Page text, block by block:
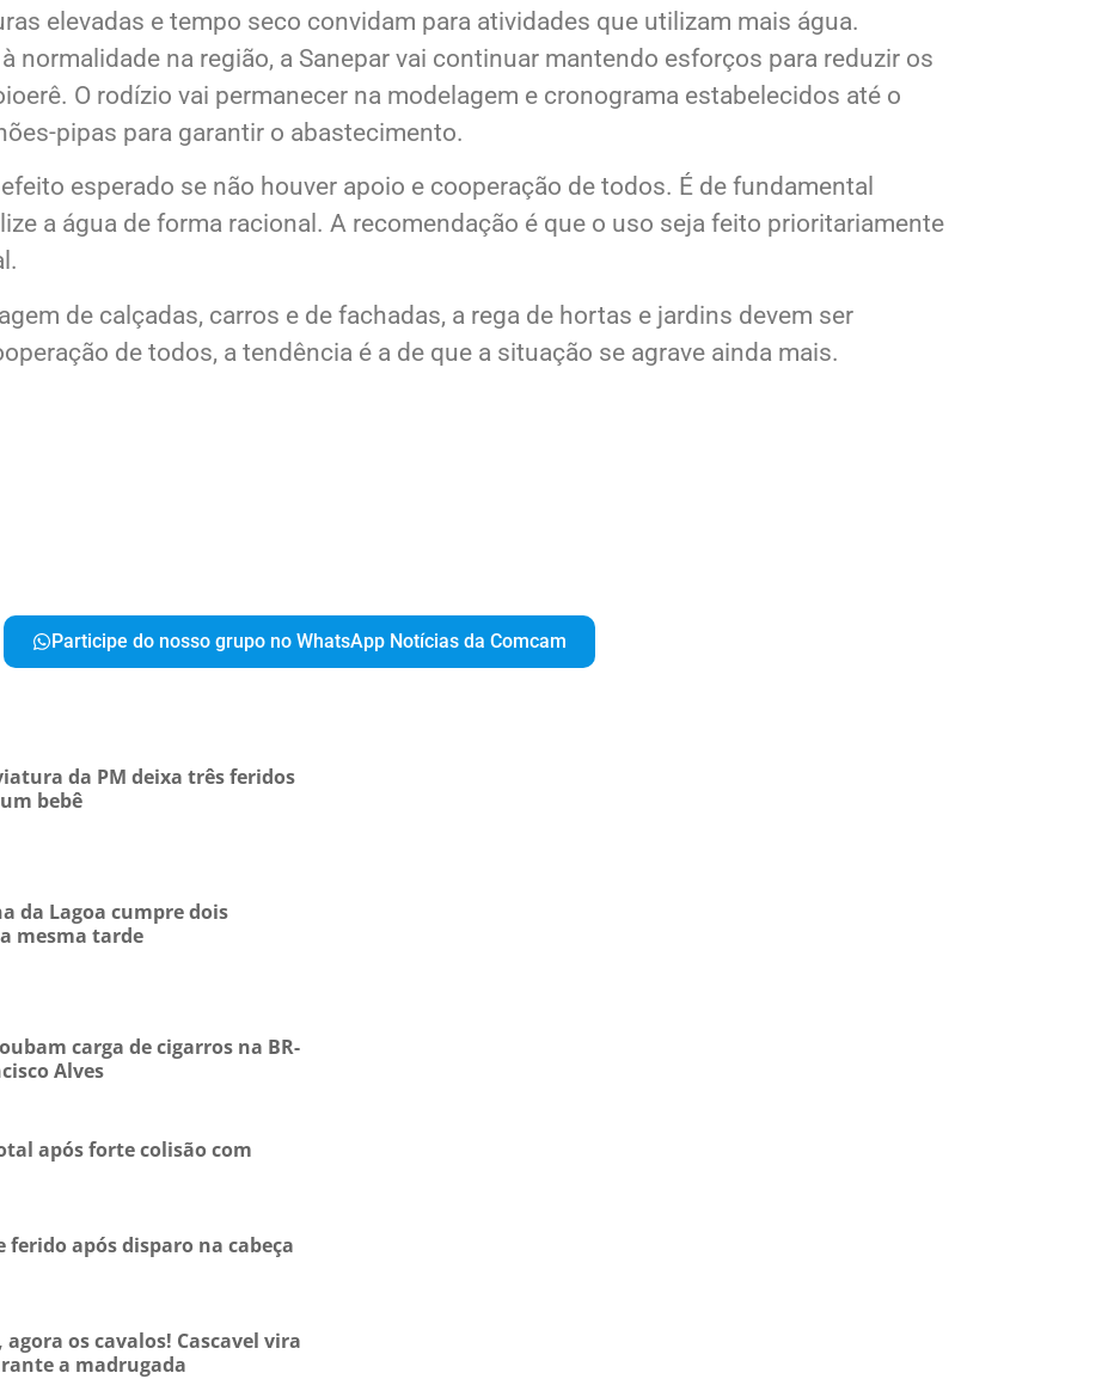
elevadas e tempo seco convidam para atividades que utilizam mais água.
normalidade na região, a Sanepar vai continuar mantendo esforços para reduzir os
O rodízio vai permanecer na modelagem e cronograma estabelecidos até o
pipas para garantir o abastecimento.
esperado se não houver apoio e cooperação de todos. É de fundamental
a água de forma racional. A recomendação é que o uso seja feito prioritariamente
de calçadas, carros e de fachadas, a rega de hortas e jardins devem ser
de todos, a tendência é a de que a situação se agrave ainda mais.
Participe do nosso grupo no WhatsApp Notícias da Comcam
da PM deixa três feridos
bebê
da Lagoa cumpre dois
mesma tarde
carga de cigarros na BR-
Alves
após forte colisão com
ferido após disparo na cabeça
os cavalos! Cascavel vira
a madrugada